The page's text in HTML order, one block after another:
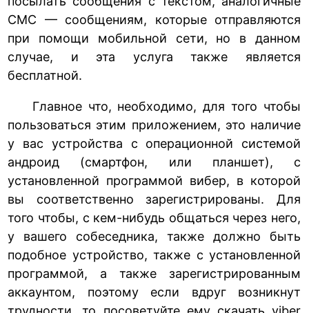
СМС — сообщениям, которые отправляются
при помощи мобильной сети, но в данном
случае, и эта услуга также является
бесплатной.
Главное что, необходимо, для того чтобы
пользоваться этим приложением, это наличие
у вас устройства с операционной системой
андроид (смартфон, или планшет), с
установленной программой вибер, в которой
вы соответственно зарегистрированы. Для
того чтобы, с кем-нибудь общаться через него,
у вашего собеседника, также должно быть
подобное устройство, также с установленной
программой, а также зарегистрированным
аккаунтом, поэтому если вдруг возникнут